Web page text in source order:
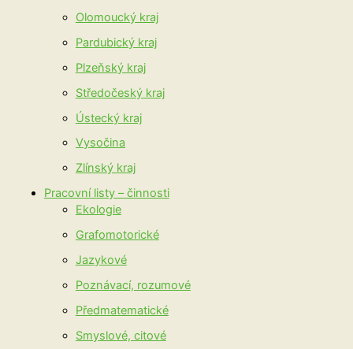
Olomoucký kraj
Pardubický kraj
Plzeňský kraj
Středočeský kraj
Ústecký kraj
Vysočina
Zlínský kraj
Pracovní listy – činnosti
Ekologie
Grafomotorické
Jazykové
Poznávací, rozumové
Předmatematické
Smyslové, citové